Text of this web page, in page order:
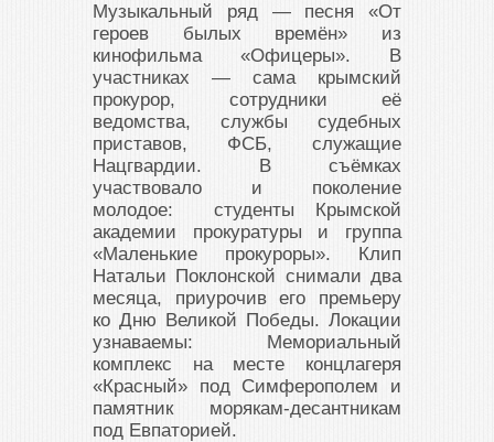
Музыкальный ряд — песня «От
героев былых времён» из
кинофильма «Офицеры». В
участниках — сама крымский
прокурор, сотрудники её
ведомства, службы судебных
приставов, ФСБ, служащие
Нацгвардии. В съёмках
участвовало и поколение
молодое: студенты Крымской
академии прокуратуры и группа
«Маленькие прокуроры». Клип
Натальи Поклонской снимали два
месяца, приурочив его премьеру
ко Дню Великой Победы. Локации
узнаваемы: Мемориальный
комплекс на месте концлагеря
«Красный» под Симферополем и
памятник морякам-десантникам
под Евпаторией.